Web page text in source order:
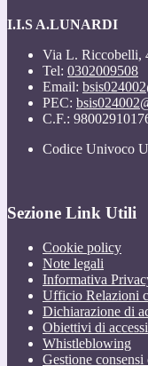
I.I.S A.LUNARDI
Via L. Riccobelli,
Tel: 0302009508
Email:
PEC:
C.F.:
Codice Univoco
Sezione Link Utili
Cookie policy
Note legali
Informativa
Ufficio Relazioni
Dichiarazione di
Obiettivi di
Whistleblowing
Gestione